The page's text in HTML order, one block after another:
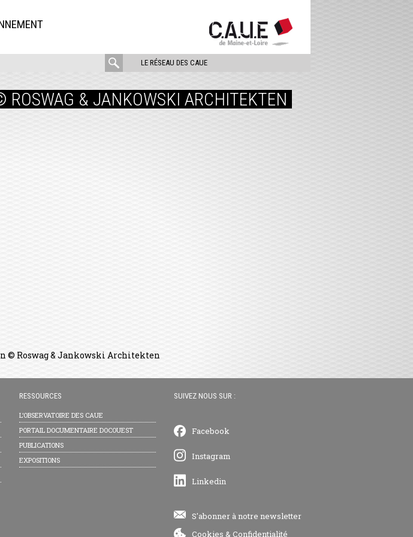
LE RÉSEAU DES CAUE
rechercher
:
& JANKOWSKI ARCHITEKTEN
© Roswag & Jankowski Architekten
RESSOURCES
L’OBSERVATOIRE DES CAUE
PORTAIL DOCUMENTAIRE DOCOUEST
PUBLICATIONS
EXPOSITIONS
SUIVEZ NOUS SUR :
Facebook
Instagram
Linkedin
S'abonner à notre newsletter
Cookies & Confidentialité